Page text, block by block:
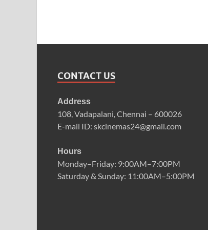
CONTACT US
Address
108, Vadapalani, Chennai – 600026
E-mail ID: skcinemas24@gmail.com
Hours
Monday–Friday: 9:00AM–7:00PM
Saturday & Sunday: 11:00AM–5:00PM